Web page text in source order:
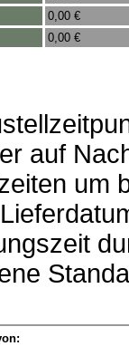
0,00 €
0,00 €
auf
um